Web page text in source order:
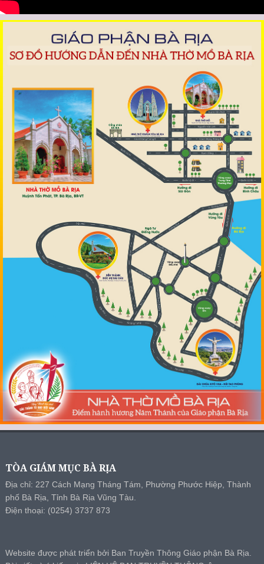
TÒA GIÁM MỤC BÀ RỊA
Địa chỉ: 227 Cách Mạng Tháng Tám, Phường Phước Hiệp, Thành
phố Bà Rịa, Tỉnh Bà Rịa Vũng Tàu.
Điện thoại: (0254) 3737 873
Website được phát triển bởi Ban Truyền Thông Giáo phận Bà Rịa.